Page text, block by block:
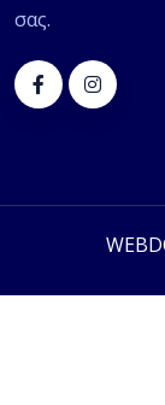
σας.